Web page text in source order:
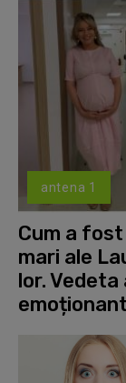
antena 1
Cum a
mari ale
lor.